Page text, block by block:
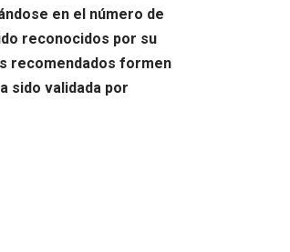
en el número de
reconocidos por su
recomendados formen
sido validada por